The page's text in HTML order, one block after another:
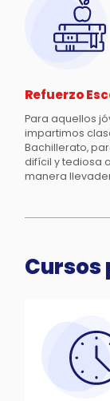
Refuerzo
Para aquellos
impartimos
Bachillerato,
difícil y tediosa
manera
Cursos